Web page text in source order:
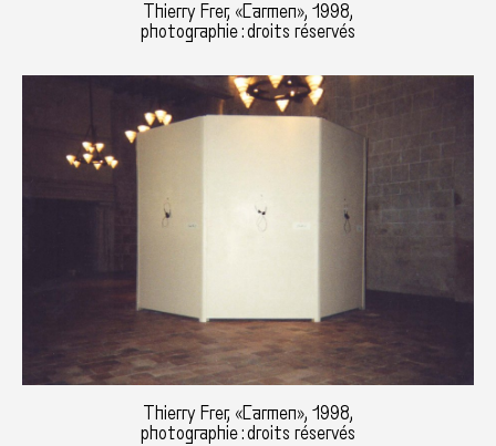
Thierry Frer, «Carmen», 1998,
photographie : droits réservés
Thierry Frer, «Carmen», 1998,
photographie : droits réservés